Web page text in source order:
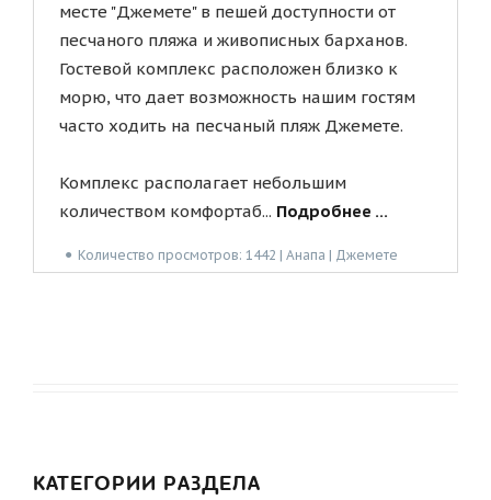
месте "Джемете" в пешей доступности от
песчаного пляжа и живописных барханов.
Гостевой комплекс расположен близко к
морю, что дает возможность нашим гостям
часто ходить на песчаный пляж Джемете.
Комплекс располагает небольшим
количеством комфортаб... Подробнее ...
● Количество просмотров: 1442 | Анапа | Джемете
КАТЕГОРИИ РАЗДЕЛА